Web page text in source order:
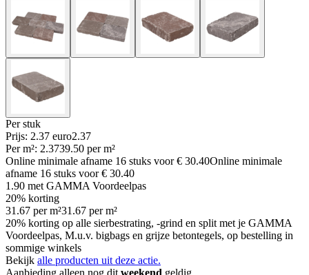
Per stuk
Prijs: 2.37 euro2.37
Per m²: 2.3739.50 per m²
Online minimale afname 16 stuks voor€ 30.40Online minimale
afname 16 stuks voor€ 30.40
1.90 met GAMMA Voordeelpas
20% korting
31.67 per m²31.67 per m²
20% korting op alle sierbestrating, -grind en split met je GAMMA
Voordeelpas, M.u.v. bigbags en grijze betontegels, op bestelling in
sommige winkels
Bekijk alle producten uit deze actie.
Aanbieding alleen nog dit weekend geldig